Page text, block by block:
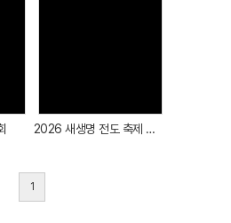
2026 새생명 전도 축제 일정
1